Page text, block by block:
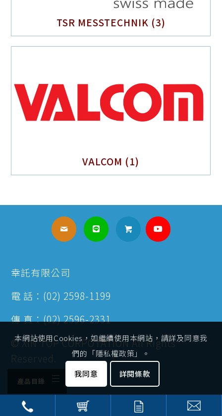
產品目錄
TSR MESSTECHNIK (3)
VALCOM (1)
幸託有限公司
電 話：(02) 2598-1199
傳 真：(02) 2596-2331
© XIN TOP CORPOTATION All Rights
Reserved.
本網站使用Cookies，如繼續使用本網站，請詳及同意我
們的「隱私權政策」。
我同意
詳閱條款